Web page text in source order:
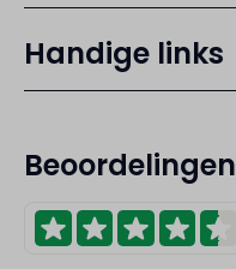
Handige links
Beoordelingen